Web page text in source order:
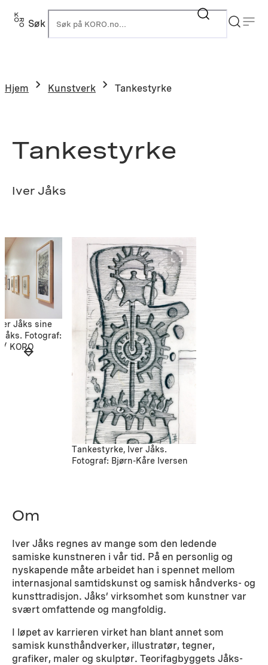
Hopp
Søk
Hjem Kunstverk Tankestyrke
Tankestyrke
Iver Jåks
Jåks sine
Fotograf:
KORO
Tankestyrke, Iver Jåks.
Fotograf: Bjørn-Kåre Iversen
Om
Iver Jåks regnes av mange som den ledende
samiske kunstneren i vår tid. På en personlig og
nyskapende måte arbeidet han i spennet mellom
internasjonal samtidskunst og samisk håndverks- og
kunsttradisjon. Jåks’ virksomhet som kunstner var
svært omfattende og mangfoldig.
I løpet av karrieren virket han blant annet som
samisk kunsthåndverker, illustratør, tegner,
grafiker, maler og skulptør. Teorifagbyggets Jåks-